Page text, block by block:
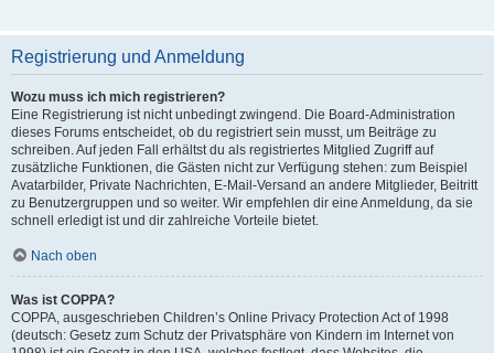
Registrierung und Anmeldung
Wozu muss ich mich registrieren?
Eine Registrierung ist nicht unbedingt zwingend. Die Board-Administration
dieses Forums entscheidet, ob du registriert sein musst, um Beiträge zu
schreiben. Auf jeden Fall erhältst du als registriertes Mitglied Zugriff auf
zusätzliche Funktionen, die Gästen nicht zur Verfügung stehen: zum Beispiel
Avatarbilder, Private Nachrichten, E-Mail-Versand an andere Mitglieder, Beitritt
zu Benutzergruppen und so weiter. Wir empfehlen dir eine Anmeldung, da sie
schnell erledigt ist und dir zahlreiche Vorteile bietet.
Nach oben
Was ist COPPA?
COPPA, ausgeschrieben Children’s Online Privacy Protection Act of 1998
(deutsch: Gesetz zum Schutz der Privatsphäre von Kindern im Internet von